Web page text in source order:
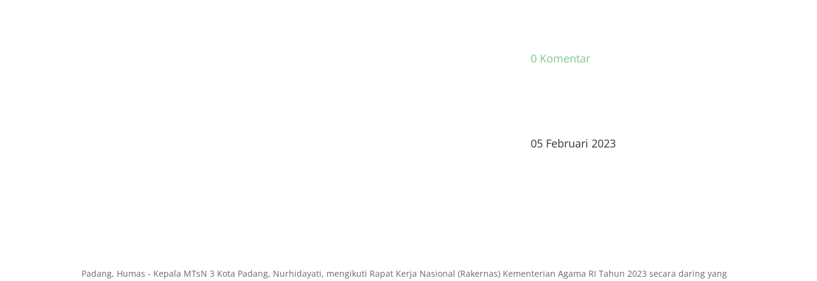
0 Komentar
05 Februari 2023
Padang, Humas - Kepala MTsN 3 Kota Padang, Nurhidayati, mengikuti Rapat Kerja Nasional (Rakernas) Kementerian Agama RI Tahun 2023 secara daring yang